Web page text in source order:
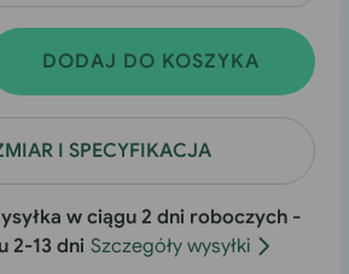
DODAJ DO KOSZYKA
I SPECYFIKACJA
w ciągu 2 dni roboczych -
2-13 dni Szczegóły wysyłki